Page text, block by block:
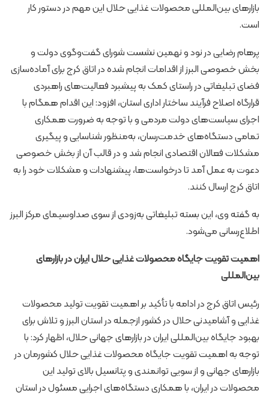
بازارهای بین‌المللی محصولات غذایی حلال این مهم در دستور کار
است.
پرهام رضایی در نود و نهمین نشست شورای گفت‌وگوی دولت و
بخش خصوصی البرز از اقدامات انجام شده در اتاق کرج برای آماده‌سازی
فضای تبلیغاتی در راستای کمک به پیشبرد فعالیت‌های راهبردی
قرارگاه اصلاح فرآیند ساختار اداری استان، افزود: این اقدام همگام با
اجرای سیاست‌های دولت مردمی و با توجه به ضرورت همکاری
تمامی دستگاه‌های خدمت‌رسان، به‌منظور شناسایی و پیگیری
مشکلات فعالان اقتصادی انجام شد و در قالب آن از بخش خصوصی
دعوت به عمل آمد تا درخواست‌ها، پیشنهادات و مشکلات خود را به
اتاق کرج ارسال کنند.
به گفته وی، این بسته تبلیغاتی به‌زودی از سوی صداوسیمای مرکز البرز
اطلاع‌رسانی می‌شود.
اهمیت تقویت جایگاه محصولات غذایی حلال ایران در بازارهای
بین‌المللی
رئیس اتاق کرج در ادامه با تأکید بر اهمیت تقویت تولید محصولات
غذایی و آشامیدنی حلال در کشور ازجمله در استان البرز و تلاش برای
بهبود جایگاه بین‌المللی ایران در بازارهای جهانی حلال، اظهار کرد: با
توجه به اهمیت تقویت جایگاه محصولات غذایی حلال کشورمان در
بازارهای جهانی و از سویی توانمندی و پتانسیل بالای تولید این
محصولات در ایران، با همکاری دستگاه‌های اجرایی مسئول در استان